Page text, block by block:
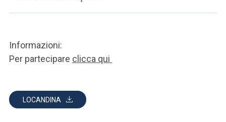
Informazioni:
Per partecipare clicca qui
LOCANDINA